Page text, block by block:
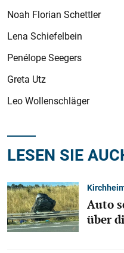
Noah Florian Schettler
Lena Schiefelbein
Penélope Seegers
Greta Utz
Leo Wollenschläger
LESEN SIE
Auto
über